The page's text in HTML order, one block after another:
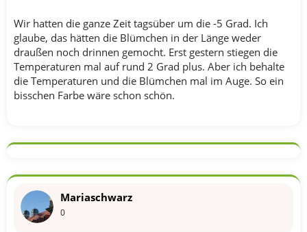
Wir hatten die ganze Zeit tagsüber um die -5 Grad. Ich
glaube, das hätten die Blümchen in der Länge weder
draußen noch drinnen gemocht. Erst gestern stiegen die
Temperaturen mal auf rund 2 Grad plus. Aber ich behalte
die Temperaturen und die Blümchen mal im Auge. So ein
bisschen Farbe wäre schon schön.
Mariaschwarz
0